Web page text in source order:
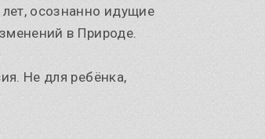
осознанно идущие
в Природе.
Не для ребёнка,